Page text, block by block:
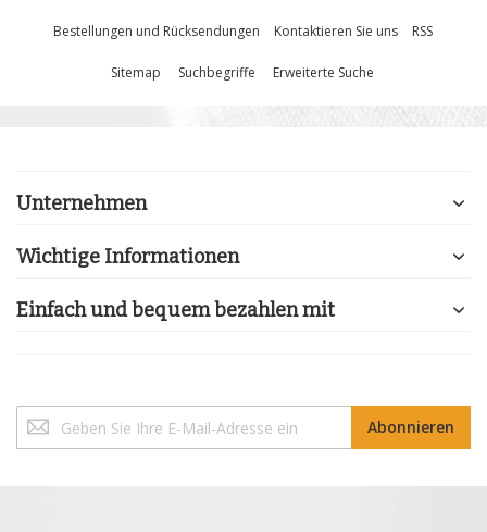
Bestellungen und Rücksendungen Kontaktieren Sie uns RSS
Sitemap Suchbegriffe Erweiterte Suche
Unternehmen
Wichtige Informationen
Einfach und bequem bezahlen mit
Sie
sich
Abonnieren